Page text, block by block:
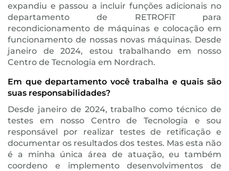
expandiu e passou a incluir funções adicionais no
departamento de RETROFiT para
recondicionamento de máquinas e colocação em
funcionamento de nossas novas máquinas. Desde
janeiro de 2024, estou trabalhando em nosso
Centro de Tecnologia em Nordrach.
Em que departamento você trabalha e quais são
suas responsabilidades?
Desde janeiro de 2024, trabalho como técnico de
testes em nosso Centro de Tecnologia e sou
responsável por realizar testes de retificação e
documentar os resultados dos testes. Mas esta não
é a minha única área de atuação, eu também
coordeno e implemento desenvolvimentos de